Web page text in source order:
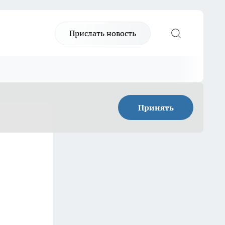
Прислать новость
Принять